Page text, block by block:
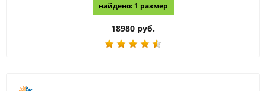
найдено: 1 размер
18980 руб.